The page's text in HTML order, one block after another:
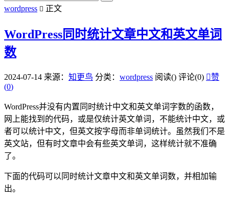
wordpress  正文
WordPress同时统计文章中文和英文单词
数
2024-07-14 来源： 知更鸟 分类： wordpress 阅读() 评论(0) 赞
(0)
WordPress并没有内置同时统计中文和英文单词字数的函数，
网上能找到的代码，或是仅统计英文单词，不能统计中文，或
者可以统计中文，但英文按字母而非单词统计。虽然我们不是
英文站，但有时文章中会有些英文单词，这样统计就不准确
了。
下面的代码可以同时统计文章中文和英文单词数，并相加输
出。